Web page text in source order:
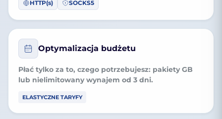
HTTP(s) SOCKS5
Optymalizacja budżetu
Płać tylko za to, czego potrzebujesz: pakiety GB
lub nielimitowany wynajem od 3 dni.
ELASTYCZNE TARYFY